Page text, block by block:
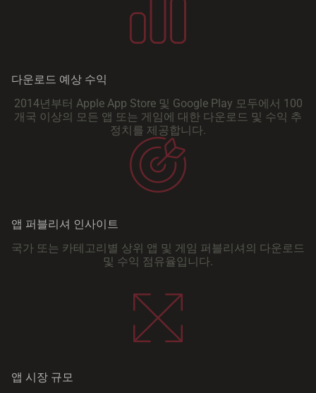
다운로드 예상 수익
2014년부터 Apple App Store 및 Google Play 모두에서 100
개국 이상의 모든 앱 또는 게임에 대한 다운로드 및 수익 추
정치를 제공합니다.
앱 퍼블리셔 인사이트
국가 또는 카테고리별 상위 앱 및 게임 퍼블리셔의 다운로드
및 수익 점유율입니다.
앱 시장 규모